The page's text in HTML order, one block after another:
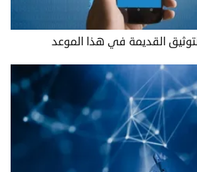
التوثيق القديمة في هذا الموعد